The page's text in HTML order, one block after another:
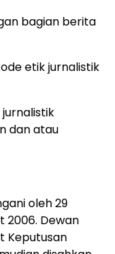
bagian berita
etik jurnalistik
dan atau
oleh 29
2006. Dewan
Keputusan